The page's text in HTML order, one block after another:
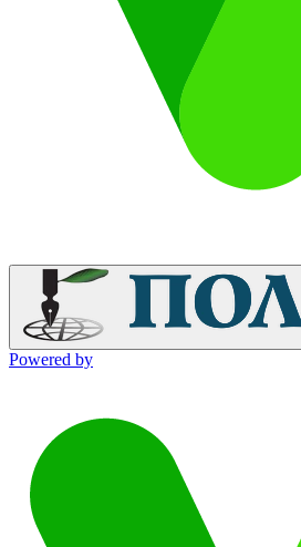
Powered by